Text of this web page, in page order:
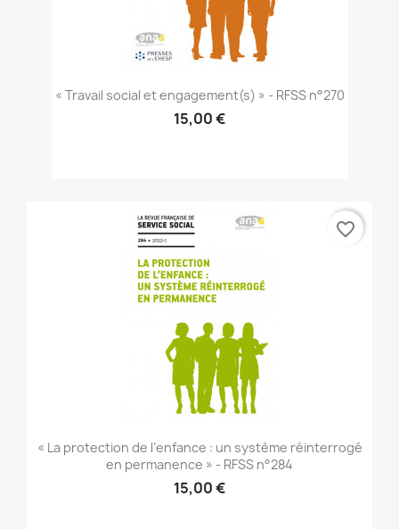
« Travail social et engagement(s) » - RFSS n°270
15,00 €
« La protection de l’enfance : un système réinterrogé
en permanence » - RFSS n°284
15,00 €
favorite_border